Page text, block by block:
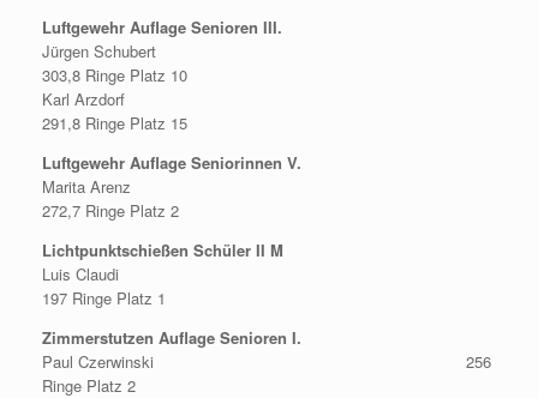
Luftgewehr Auflage Senioren III.
Jürgen Schubert
303,8 Ringe Platz 10
Karl Arzdorf
291,8 Ringe Platz 15
Luftgewehr Auflage Seniorinnen V.
Marita Arenz
272,7 Ringe Platz 2
Lichtpunktschießen Schüler II M
Luis Claudi
197 Ringe Platz 1
Zimmerstutzen Auflage Senioren I.
Paul Czerwinski 256
Ringe Platz 2